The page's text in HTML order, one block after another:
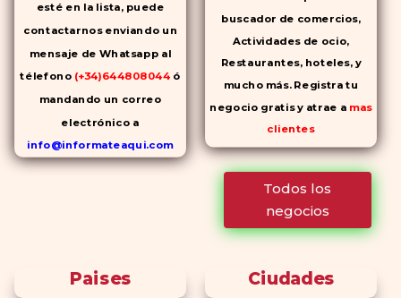
esté en la lista, puede
contactarnos enviando un
mensaje de Whatsapp al
télefono (+34)644808044 ó
mandando un correo
electrónico a
info@informateaqui.com
Mientras que antes la
cambio de los tiempos ha
buscador de comercios,
Actividades de ocio,
Restaurantes, hoteles, y
mucho más. Registra tu
negocio gratis y atrae a mas
clientes
Todos los
negocios
Paises Ciudades